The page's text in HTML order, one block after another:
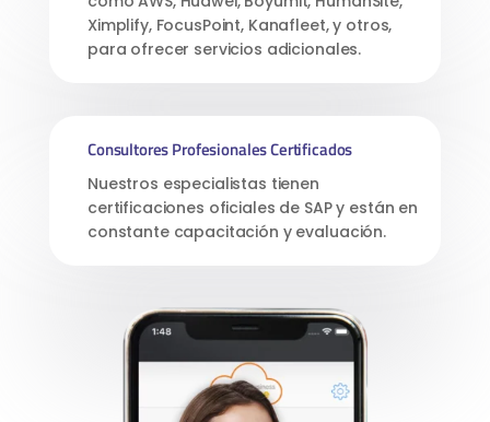
Ximplify, FocusPoint, Kanafleet, y otros,
para ofrecer servicios adicionales.
Consultores Profesionales Certificados
Nuestros especialistas tienen
certificaciones oficiales de SAP y están en
constante capacitación y evaluación.